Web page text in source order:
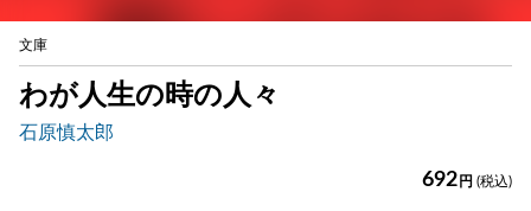
文庫
わが人生の時の人々
石原慎太郎
692 円 (税込)